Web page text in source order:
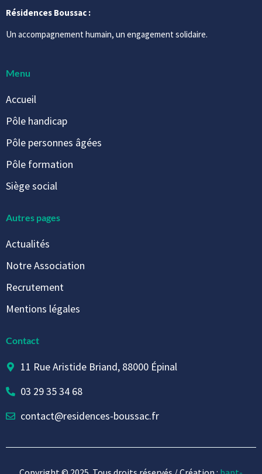
Résidences Boussac :
Un accompagnement humain, un engagement solidaire.
Menu
Accueil
Pôle handicap
Pôle personnes âgées
Pôle formation
Siège social
Autres pages
Actualités
Notre Association
Recrutement
Mentions légales
Contact
11 Rue Aristide Briand, 88000 Épinal
03 29 35 34 68
contact@residences-boussac.fr